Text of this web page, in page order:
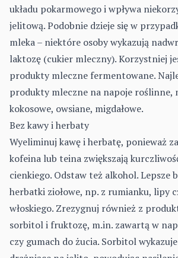
układu pokarmowego i wpływa
jelitową. Podobnie dzieje się w
mleka – niektóre osoby wykazują
laktozę (cukier mleczny). Korzystniej
produkty mleczne fermentowane.
produkty mleczne na napoje roślinne,
kokosowe, owsiane, migdałowe.
Bez kawy i herbaty
Wyeliminuj kawę i herbatę, ponieważ
kofeina lub teina zwiększają
cienkiego. Odstaw też alkohol. Lepsze
herbatki ziołowe, np. z rumianku, lipy
włoskiego. Zrezygnuj również z
sorbitol i fruktozę, m.in. zawartą w
czy gumach do żucia. Sorbitol